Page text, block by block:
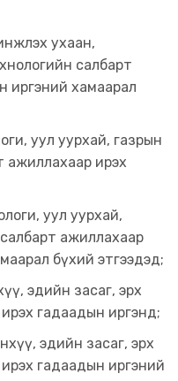
ухаан,
салбарт
иргэний хамаарал
уул уурхай, газрын
ажиллахаар ирэх
уул уурхай,
ажиллахаар
бүхий этгээдэд;
эдийн засаг, эрх
гадаадын иргэнд;
эдийн засаг, эрх
гадаадын иргэний